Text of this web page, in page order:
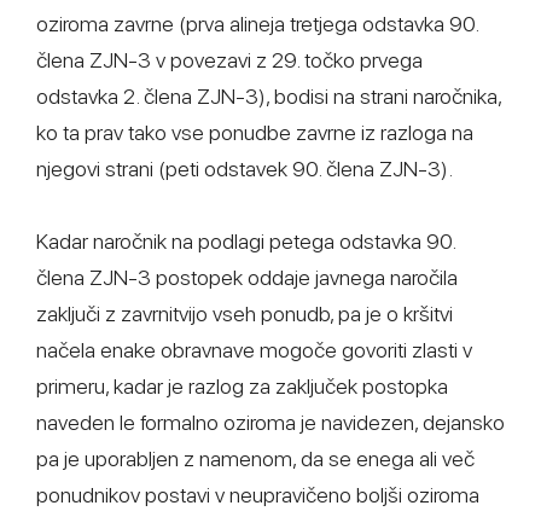
oziroma zavrne (prva alineja tretjega odstavka 90.
člena ZJN-3 v povezavi z 29. točko prvega
odstavka 2. člena ZJN-3), bodisi na strani naročnika,
ko ta prav tako vse ponudbe zavrne iz razloga na
njegovi strani (peti odstavek 90. člena ZJN-3).
Kadar naročnik na podlagi petega odstavka 90.
člena ZJN-3 postopek oddaje javnega naročila
zaključi z zavrnitvijo vseh ponudb, pa je o kršitvi
načela enake obravnave mogoče govoriti zlasti v
primeru, kadar je razlog za zaključek postopka
naveden le formalno oziroma je navidezen, dejansko
pa je uporabljen z namenom, da se enega ali več
ponudnikov postavi v neupravičeno boljši oziroma